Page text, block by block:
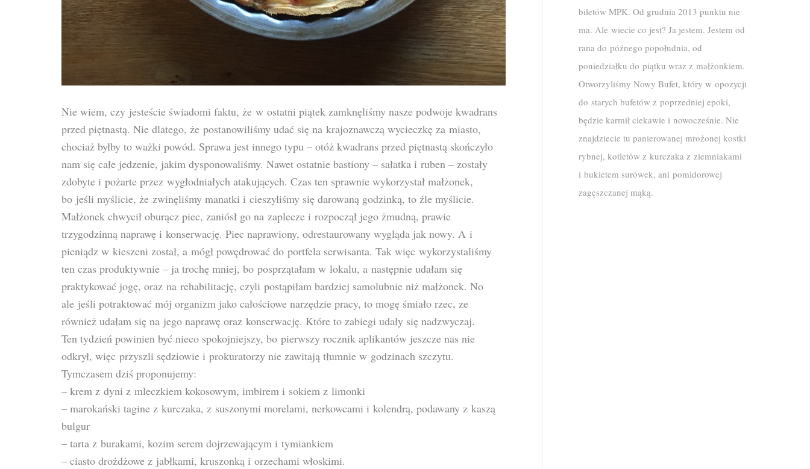
Nie wiem, czy jesteście świadomi faktu, że w ostatni piątek zamknęliśmy nasze podwoje kwadrans
przed piętnastą. Nie dlatego, że postanowiliśmy udać się na krajoznawczą wycieczkę za miasto,
chociaż byłby to ważki powód. Sprawa jest innego typu – otóż kwadrans przed piętnastą skończyło
nam się całe jedzenie, jakim dysponowaliśmy. Nawet ostatnie bastiony – sałatka i ruben – zostały
zdobyte i pożarte przez wygłodniałych atakujących. Czas ten sprawnie wykorzystał małżonek,
bo jeśli myślicie, że zwinęliśmy manatki i cieszyliśmy się darowaną godzinką, to źle myślicie.
Małżonek chwycił oburącz piec, zaniósł go na zaplecze i rozpoczął jego żmudną, prawie
trzygodzinną naprawę i konserwację. Piec naprawiony, odrestaurowany wygląda jak nowy. A i
pieniądz w kieszeni został, a mógł powędrować do portfela serwisanta. Tak więc wykorzystaliśmy
ten czas produktywnie – ja trochę mniej, bo posprzątałam w lokalu, a następnie udałam się
praktykować jogę, oraz na rehabilitację, czyli postąpiłam bardziej samolubnie niż małżonek. No
ale jeśli potraktować mój organizm jako całościowe narzędzie pracy, to mogę śmiało rzec, ze
również udałam się na jego naprawę oraz konserwację. Które to zabiegi udały się nadzwyczaj.
Ten tydzień powinien być nieco spokojniejszy, bo pierwszy rocznik aplikantów jeszcze nas nie
odkrył, więc przyszli sędziowie i prokuratorzy nie zawitają tłumnie w godzinach szczytu.
Tymczasem dziś proponujemy:
– krem z dyni z mleczkiem kokosowym, imbirem i sokiem z limonki
– marokański tagine z kurczaka, z suszonymi morelami, nerkowcami i kolendrą, podawany z kaszą
bulgur
– tarta z burakami, kozim serem dojrzewającym i tymiankiem
– ciasto drożdżowe z jabłkami, kruszonką i orzechami włoskimi.
biletów MPK. Od grudnia 2013 punktu nie
ma. Ale wiecie co jest? Ja jestem. Jestem od
rana do późnego popołudnia, od
poniedziałku do piątku wraz z małżonkiem.
Otworzyliśmy Nowy Bufet, który w opozycji
do starych bufetów z poprzedniej epoki,
będzie karmił ciekawie i nowocześnie. Nie
znajdziecie tu panierowanej mrożonej kostki
rybnej, kotletów z kurczaka z ziemniakami
i bukietem surówek, ani pomidorowej
zagęszczanej mąką.